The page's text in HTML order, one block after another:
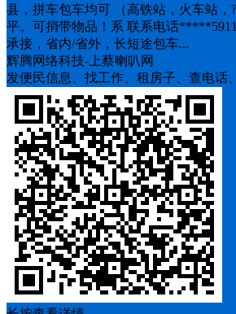
县，拼车包车均可 （高铁站，火车站，
平。可捎带物品！系 联系电话
承接，省内/省外，长短途包车...
辉腾网络科技-上蔡喇叭网
发便民信息、找工作、租房子、查电话